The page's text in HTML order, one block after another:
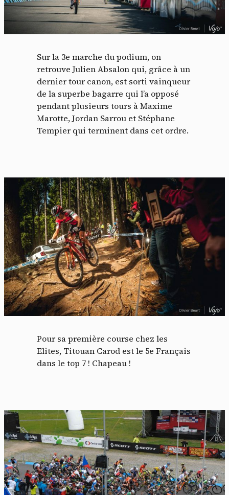
Sur la 3e marche du podium, on
retrouve Julien Absalon qui, grâce à un
dernier tour canon, est sorti vainqueur
de la superbe bagarre qui l’a opposé
pendant plusieurs tours à Maxime
Marotte, Jordan Sarrou et Stéphane
Tempier qui terminent dans cet ordre.
Pour sa première course chez les
Elites, Titouan Carod est le 5e Français
dans le top 7 ! Chapeau !